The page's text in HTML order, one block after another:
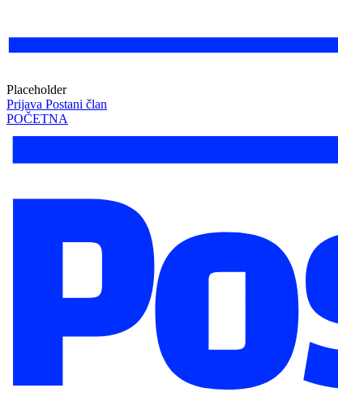
Placeholder
Prijava Postani član
POČETNA